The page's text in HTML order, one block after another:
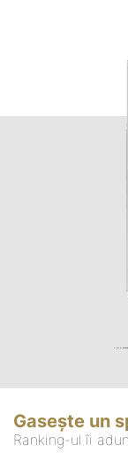
Gasește un
Ranking-ul îi